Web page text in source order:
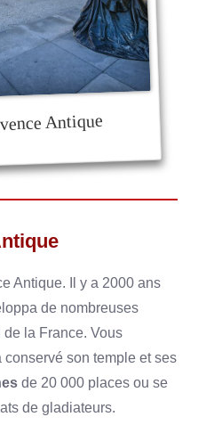
Antique
Antique. Il y a 2000 ans
de nombreuses
la France. Vous
conservé son temple et ses
de 20 000 places ou se
de gladiateurs.